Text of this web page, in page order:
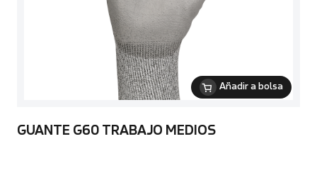
Añadir a bolsa
GUANTE G60 TRABAJO MEDIOS